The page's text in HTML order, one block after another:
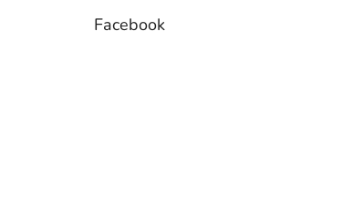
Facebook